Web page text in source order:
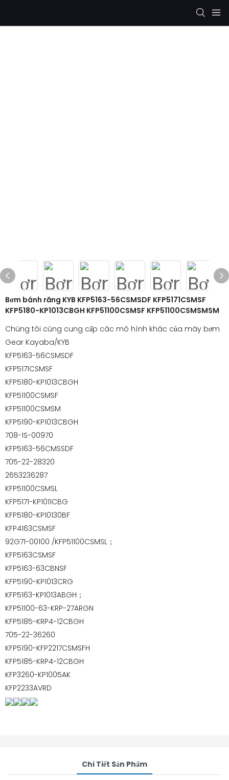
Bơm bánh răng KYB KFP5163-56CSMSDF KFP5171CSMSF
KFP5180-KP1013CBGH KFP51100CSMSF KFP51100CSMSMSM
Chúng tôi cũng cung cấp các mô hình khác của máy bơm
Gear Kayaba/KYB
KFP5163-56CSMSDF
KFP5171CSMSF
KFP5180-KP1013CBGH
KFP51100CSMSF
KFP51100CSMSM
KFP5190-KP1013CBGH
708-1S-00970
KFP5163-56CMSSDF
705-22-28320
2653236287
KFP51100CSMSL
KFP5171-KP1011CBG
KFP5180-KP10130BF
KFP4163CSMSF
92G71-00100 /KFP51100CSMSL；
KFP5163CSMSF
KFP5163-63CBNSF
KFP5190-KP1013CRG
KFP5163-KP1013ABGH；
KFP51100-63-KRP-27ARGN
KFP5185-KRP4-12CBGH
705-22-36260
KFP5190-KFP2217CSMSFH
KFP5185-KRP4-12CBGH
KFP3260-KP1005AK
KFP2233AVRD
Chi Tiết Sản Phẩm